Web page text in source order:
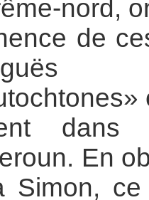
nord,
de
dans
En
Simon,